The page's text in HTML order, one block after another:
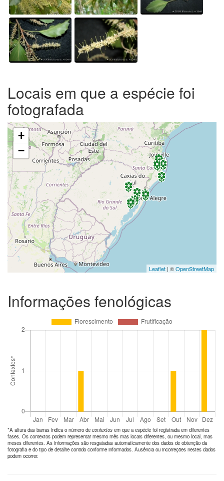
Locais em que a espécie foi
fotografada
+
−
Leaflet | ©OpenStreetMap
Informações fenológicas
*A altura das barras indica o número de contextos em que a espécie foi registrada em diferentes
fases. Os contextos podem representar mesmo mês mas locais diferentes, ou mesmo local, mas
meses diferentes. As informações são resgatadas automaticamente dos dados de obtenção da
fotografia e do tipo de detalhe contido conforme informados. Ausência ou incorreções nestes dados
podem ocorrer.